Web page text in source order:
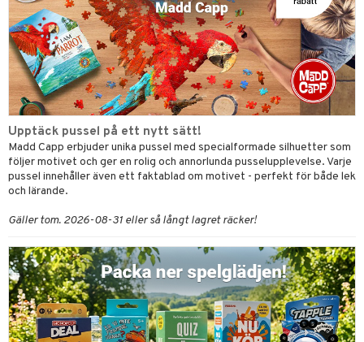
Upptäck pussel på ett nytt sätt!
Madd Capp erbjuder unika pussel med specialformade silhuetter som
följer motivet och ger en rolig och annorlunda pusselupplevelse. Varje
pussel innehåller även ett faktablad om motivet - perfekt för både lek
och lärande.
Gäller tom. 2026-08-31 eller så långt lagret räcker!
& Findus
Långstrump
Mario